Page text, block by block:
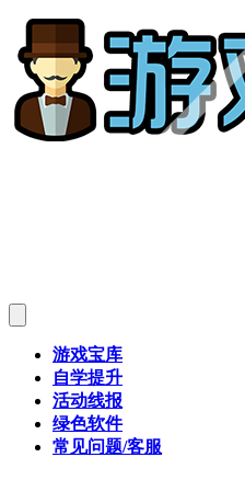
游戏宝库
自学提升
活动线报
绿色软件
常见问题/客服